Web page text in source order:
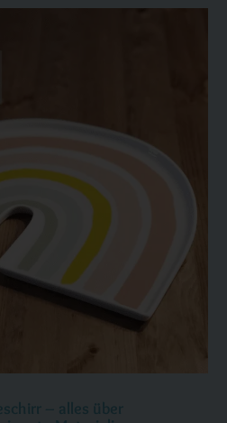
– alles über